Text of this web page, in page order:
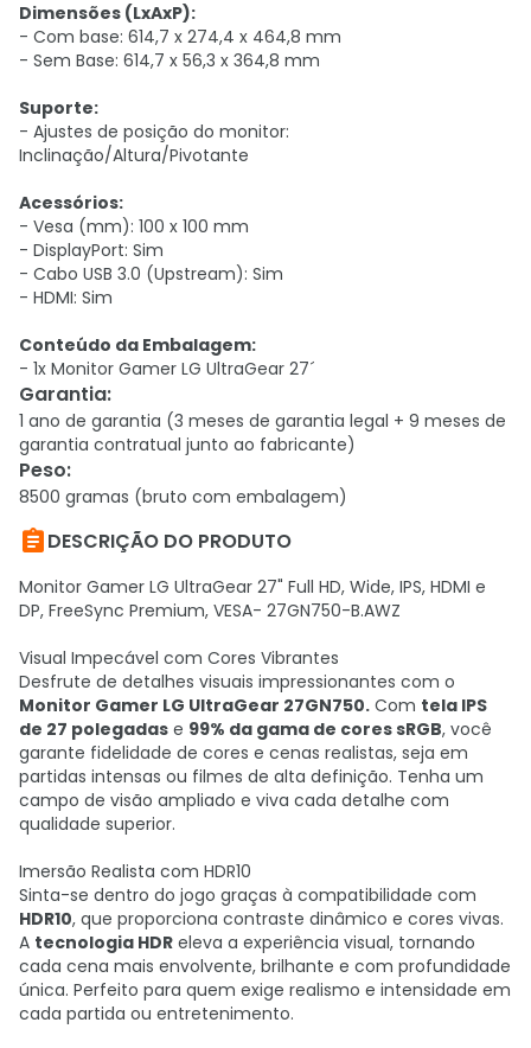
Dimensões (LxAxP):
- Com base: 614,7 x 274,4 x 464,8 mm
- Sem Base: 614,7 x 56,3 x 364,8 mm
Suporte:
- Ajustes de posição do monitor:
Inclinação/Altura/Pivotante
Acessórios:
- Vesa (mm): 100 x 100 mm
- DisplayPort: Sim
- Cabo USB 3.0 (Upstream): Sim
- HDMI: Sim
Conteúdo da Embalagem:
- 1x Monitor Gamer LG UltraGear 27´
Garantia:
1 ano de garantia (3 meses de garantia legal + 9 meses de
garantia contratual junto ao fabricante)
Peso:
8500 gramas (bruto com embalagem)
DESCRIÇÃO DO PRODUTO
Monitor Gamer LG UltraGear 27" Full HD, Wide, IPS, HDMI e
DP, FreeSync Premium, VESA- 27GN750-B.AWZ
Visual Impecável com Cores Vibrantes
Desfrute de detalhes visuais impressionantes com o
Monitor Gamer LG UltraGear 27GN750. Com tela IPS
de 27 polegadas e 99% da gama de cores sRGB, você
garante fidelidade de cores e cenas realistas, seja em
partidas intensas ou filmes de alta definição. Tenha um
campo de visão ampliado e viva cada detalhe com
qualidade superior.
Imersão Realista com HDR10
Sinta-se dentro do jogo graças à compatibilidade com
HDR10, que proporciona contraste dinâmico e cores vivas.
A tecnologia HDR eleva a experiência visual, tornando
cada cena mais envolvente, brilhante e com profundidade
única. Perfeito para quem exige realismo e intensidade em
cada partida ou entretenimento.